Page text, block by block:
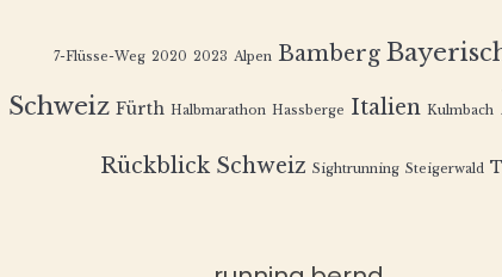
7-Flüsse-Weg 2020 2023 Alpen Bamberg
Schweiz Fürth Halbmarathon Hassberge Italien Kulmbach
Rückblick Schweiz Sightrunning Steigerwald